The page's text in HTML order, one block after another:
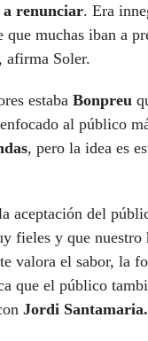
a renunciar. Era
que muchas iban a
afirma Soler.
estaba Bonpreu
al público
, pero la idea es
aceptación del
fieles y que
valora el sabor, la
que el público
Jordi Santamaria.